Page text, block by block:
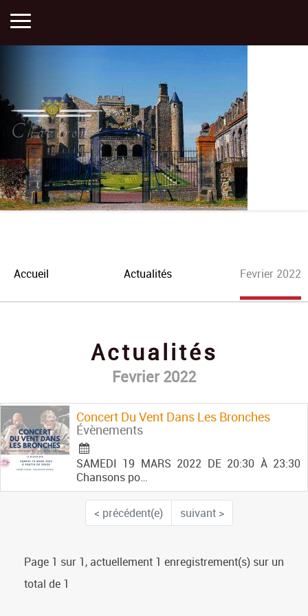
Activités
Histoire
Actualités
Chazeron
Accueil Actualités Fevrier 2022
Actualités
Fevrier 2022
Concert Du Vent Dans Les Bronches
Évènements
SAMEDI 19 MARS 2022 DE 20:30 À 23:30
Chansons po…
< précédent(e) suivant >
Page 1 sur 1, actuellement 1 enregistrement(s) sur un
total de 1